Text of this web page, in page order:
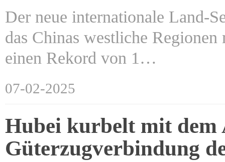
Der neue internationale Land-
das Chinas westliche
einen Rekord von 1…
07-02-2025
Hubei kurbelt mit dem
Güterzugverbindung